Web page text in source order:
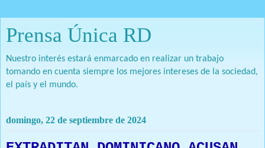
Prensa Única RD
Nuestro interés estará enmarcado en realizar un trabajo
tomando en cuenta siempre los mejores intereses de la sociedad,
el país y el mundo.
domingo, 22 de septiembre de 2024